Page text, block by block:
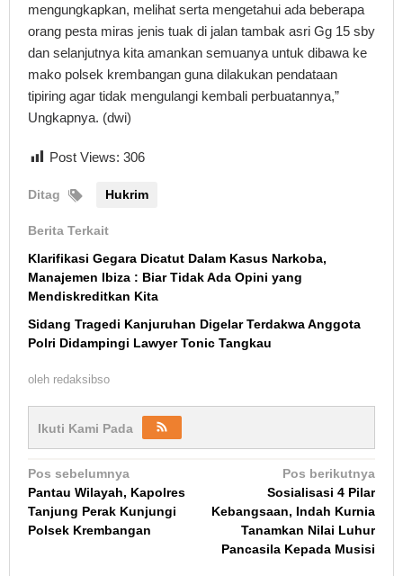
mengungkapkan, melihat serta mengetahui ada beberapa
orang pesta miras jenis tuak di jalan tambak asri Gg 15 sby
dan selanjutnya kita amankan semuanya untuk dibawa ke
mako polsek krembangan guna dilakukan pendataan
tipiring agar tidak mengulangi kembali perbuatannya,”
Ungkapnya. (dwi)
Post Views: 306
Ditag Hukrim
Berita Terkait
Klarifikasi Gegara Dicatut Dalam Kasus Narkoba,
Manajemen Ibiza : Biar Tidak Ada Opini yang
Mendiskreditkan Kita
Sidang Tragedi Kanjuruhan Digelar Terdakwa Anggota
Polri Didampingi Lawyer Tonic Tangkau
oleh redaksibso
Ikuti Kami Pada
Navigasi
pos
Pos sebelumnya
Pantau Wilayah, Kapolres
Tanjung Perak Kunjungi
Polsek Krembangan
Pos berikutnya
Sosialisasi 4 Pilar
Kebangsaan, Indah Kurnia
Tanamkan Nilai Luhur
Pancasila Kepada Musisi